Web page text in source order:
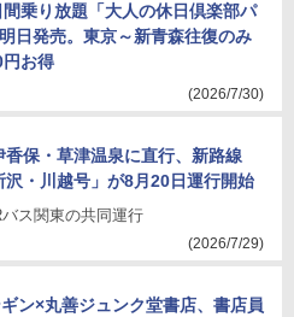
乗り放題「大人の休日倶楽部パ
日発売。東京～新青森往復のみ
お得
(2026/7/30)
香保・草津温泉に直行、新路線
沢・川越号」が8月20日運行開始
ス関東の共同運行
(2026/7/29)
ン×丸善ジュンク堂書店、書店員